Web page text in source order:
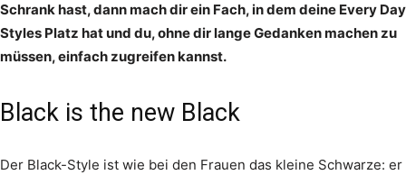
Schrank hast, dann mach dir ein Fach, in dem deine Every Day
Styles Platz hat und du, ohne dir lange Gedanken machen zu
müssen, einfach zugreifen kannst.
Black is the new Black
Der Black-Style ist wie bei den Frauen das kleine Schwarze: er